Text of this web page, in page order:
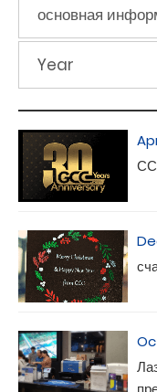
основная
Year